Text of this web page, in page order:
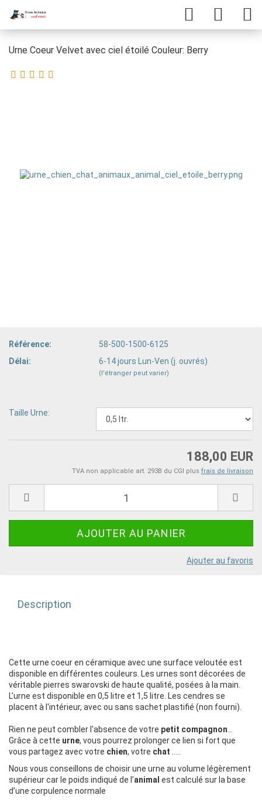
Urne Coeur Velvet avec ciel étoilé Couleur: Berry
Référence:
58-500-1500-6125
Délai:
6-14 jours Lun-Ven (j. ouvrés)
(l'étranger peut varier)
Taille Urne:
188,00 EUR
TVA non applicable art. 293B du CGI plus frais de livraison
Ajouter au favoris
Description
Cette urne coeur en céramique avec une surface veloutée est
disponible en différentes couleurs. Les urnes sont décorées de
véritable pierres swarovski de haute qualité, posées à la main.
L'urne est disponible en 0,5 litre et 1,5 litre. Les cendres se
placent à l'intérieur, avec ou sans sachet plastifié (non fourni).
Rien ne peut combler l'absence de votre petit compagnon
Grâce à cette urne, vous pourrez prolonger ce lien si fort que
vous partagez avec votre chien, votre chat
Nous vous conseillons de choisir une urne au volume légèrement
supérieur car le poids indiqué de l’animal est calculé sur la base
d’une corpulence normale